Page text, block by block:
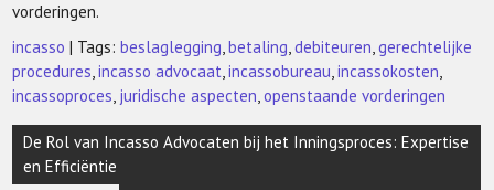
vorderingen.
incasso | Tags:beslaglegging,betaling,debiteuren,gerechtelijke
procedures,incasso advocaat,incassobureau,incassokosten,
incassoproces, juridische aspecten,openstaande vorderingen
Berichtnavigatie
De Rol van Incasso Advocaten bij het Inningsproces: Expertise
en Efficiëntie